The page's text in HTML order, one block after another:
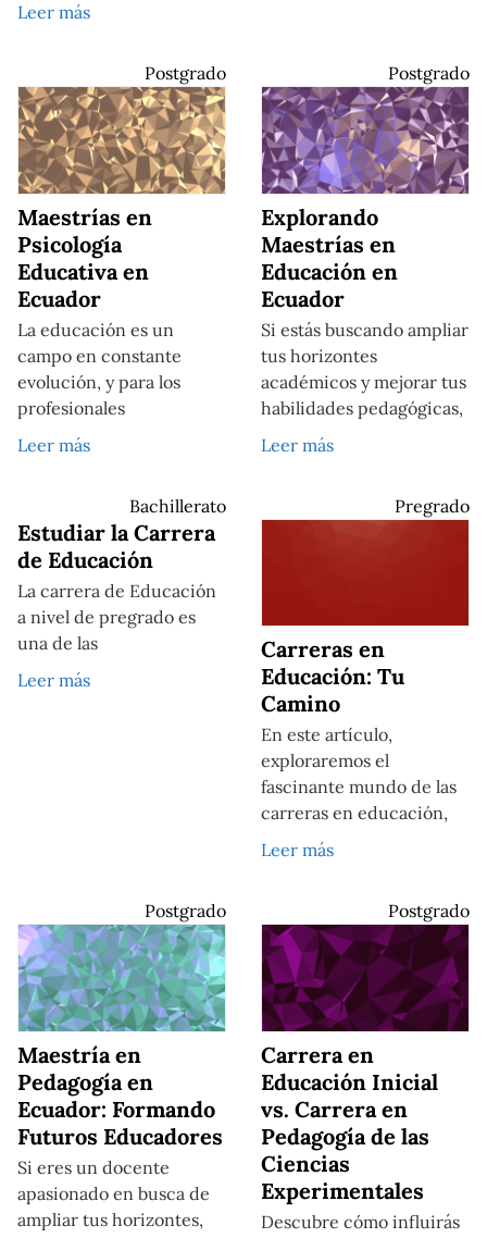
Leer más
Postgrado
Maestrías en
Psicología
Educativa en
Ecuador
La educación es un
campo en constante
evolución, y para los
profesionales
Leer más
Postgrado
Explorando
Maestrías en
Educación en
Ecuador
Si estás buscando ampliar
tus horizontes
académicos y mejorar tus
habilidades pedagógicas,
Leer más
Bachillerato
Estudiar la Carrera
de Educación
La carrera de Educación
a nivel de pregrado es
una de las
Leer más
Pregrado
Carreras en
Educación: Tu
Camino
En este artículo,
exploraremos el
fascinante mundo de las
carreras en educación,
Leer más
Postgrado
Maestría en
Pedagogía en
Ecuador: Formando
Futuros Educadores
Si eres un docente
apasionado en busca de
ampliar tus horizontes,
Postgrado
Carrera en
Educación Inicial
vs. Carrera en
Pedagogía de las
Ciencias
Experimentales
Descubre cómo influirás